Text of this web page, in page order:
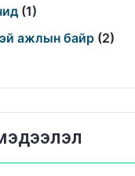
(1)
ажлын байр (2)